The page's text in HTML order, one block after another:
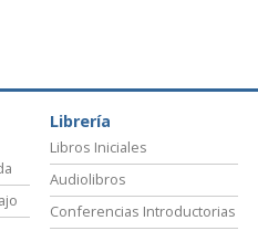
Librería
Libros Iniciales
Audiolibros
Conferencias Introductorias